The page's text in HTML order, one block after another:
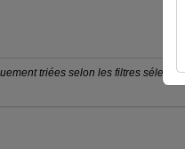
triées selon les filtres